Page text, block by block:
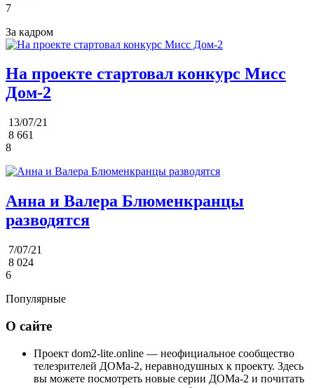
7
За кадром
На проекте стартовал конкурс Мисс
Дом-2
13/07/21
8 661
8
Анна и Валера Блюменкранцы
разводятся
7/07/21
8 024
6
Популярные
О сайте
Проект dom2-lite.online — неофициальное сообщество
телезрителей ДОМа-2, неравнодушных к проекту. Здесь
вы можете посмотреть новые серии ДОМа-2 и почитать